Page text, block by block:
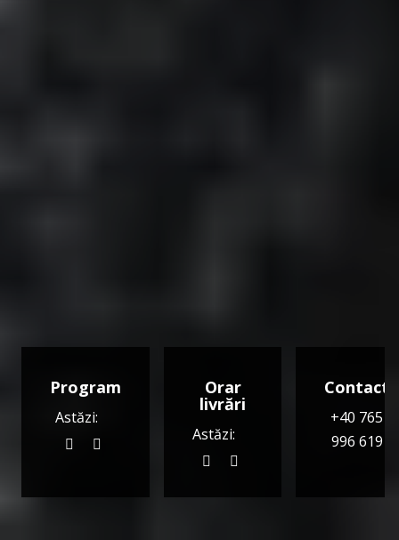
Program
Astăzi:
Orar
livrări
Astăzi:
Contact
+40 765
996 619